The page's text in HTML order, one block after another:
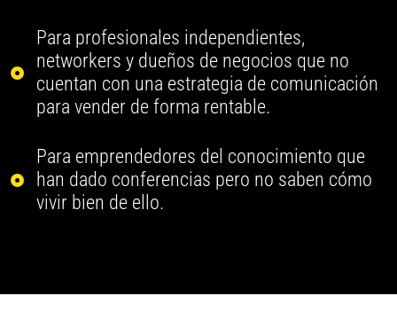
Para profesionales independientes,
networkers y dueños de negocios que no
cuentan con una estrategia de comunicación
para vender de forma rentable.
Para emprendedores del conocimiento que
han dado conferencias pero no saben cómo
vivir bien de ello.